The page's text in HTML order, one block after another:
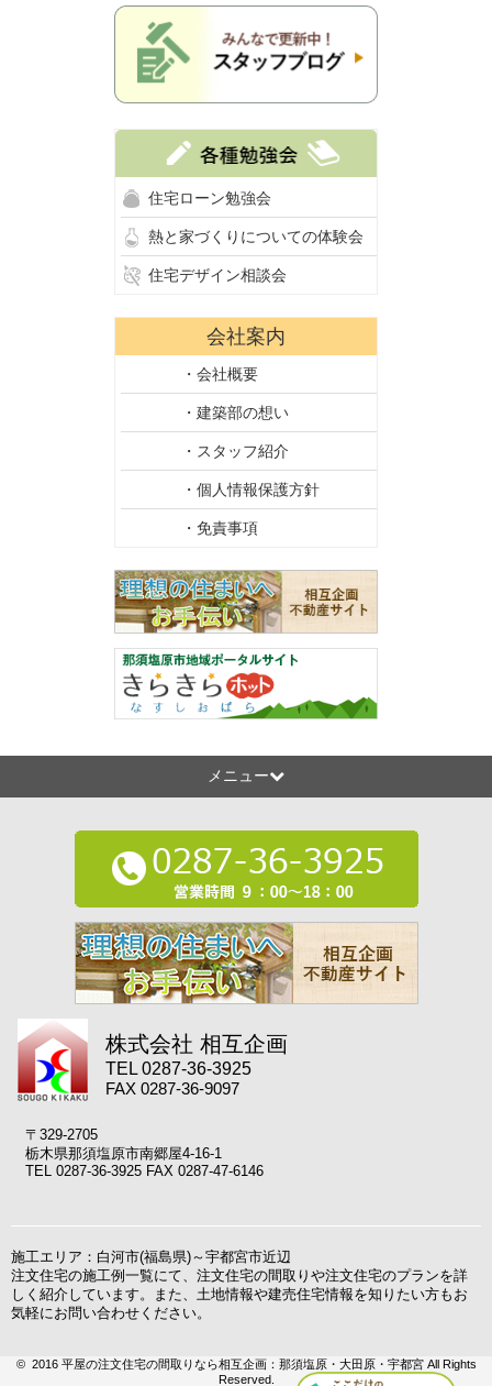
住宅ローン勉強会
熱と家づくりについての体験会
住宅デザイン相談会
会社案内
・会社概要
・建築部の想い
・スタッフ紹介
・個人情報保護方針
・免責事項
メニュー
株式会社 相互企画
TEL 0287-36-3925
FAX 0287-36-9097
〒329-2705
栃木県那須塩原市南郷屋4-16-1
TEL 0287-36-3925 FAX 0287-47-6146
施工エリア：白河市(福島県)～宇都宮市近辺
注文住宅の施工例一覧にて、注文住宅の間取りや注文住宅のプランを詳
しく紹介しています。また、土地情報や建売住宅情報を知りたい方もお
気軽にお問い合わせください。
© 2016 平屋の注文住宅の間取りなら相互企画：那須塩原・大田原・宇都宮 All Rights
Reserved.